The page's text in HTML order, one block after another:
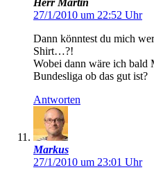
Herr Martin
27/1/2010 um 22:52 Uhr
Dann könntest du mich
Shirt…?!
Wobei dann wäre ich bald
Bundesliga ob das gut ist?
Antworten
Markus
27/1/2010 um 23:01 Uhr